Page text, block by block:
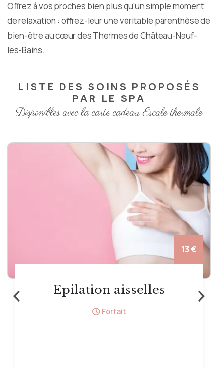
Offrez à vos proches bien plus qu'un simple moment
de relaxation : offrez-leur une véritable parenthèse de
bien-être au cœur des Thermes de Château-Neuf-
les-Bains.
LISTE DES SOINS PROPOSÉS
PAR LE SPA
Disponibles avec la carte cadeau Escale thermale
13 €
Epilation aisselles
Forfait
‹ ›